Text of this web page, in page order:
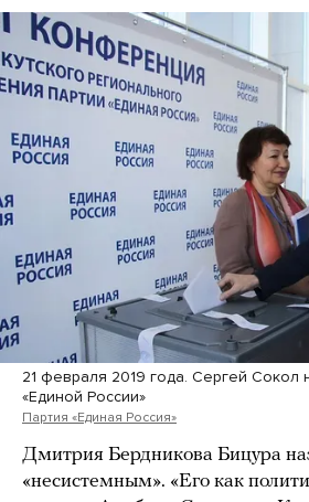
21 февраля 2019 года. Сергей Сокол
«Единой России»
Партия «Единая Россия»
Дмитрия Бердникова Бицура
«несистемным». «Его как